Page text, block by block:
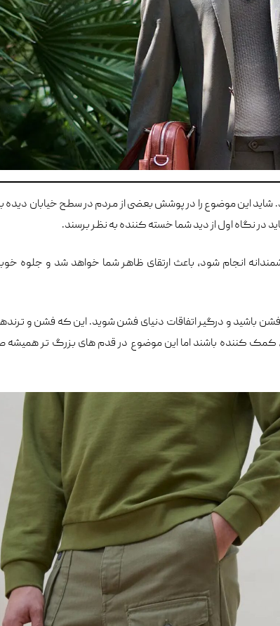
این موضوع را در پوشش بعضی از مردم در سطح خیابان دیده
در نگاه اول از دید شما خسته کننده به نظر برسند.
انجام شود، باعث ارتقای ظاهر شما خواهد شد و جلوه
باشید و درگیر اتفاقات دنیای فشن شوید. این که فشن و
کمک کننده باشند اما این موضوع در قدم های بزرگ تر همیشه